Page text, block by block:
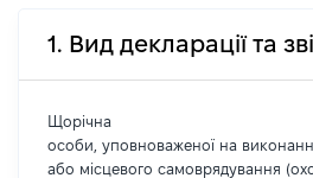
1. Вид декларації та
Щорічна
особи, уповноваженої на
або місцевого самоврядування